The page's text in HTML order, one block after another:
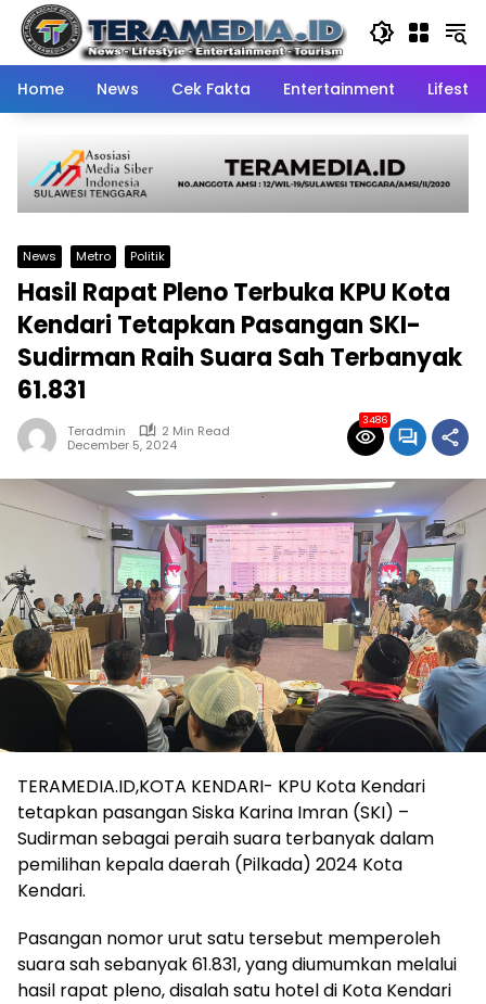
Skip
content
Home
News Cek Fakta Entertainment
News Metro Politik
Hasil Rapat Pleno Terbuka KPU Kota
Kendari Tetapkan Pasangan SKI-
Sudirman Raih Suara Sah Terbanyak
61.831
Teradmin
2 Min Read
December 5, 2024
3486
TERAMEDIA.ID,KOTA KENDARI- KPU Kota Kendari
tetapkan pasangan Siska Karina Imran (SKI) –
Sudirman sebagai peraih suara terbanyak dalam
pemilihan kepala daerah (Pilkada) 2024 Kota
Kendari.
Pasangan nomor urut satu tersebut memperoleh
suara sah sebanyak 61.831, yang diumumkan melalui
hasil rapat pleno, disalah satu hotel di Kota Kendari